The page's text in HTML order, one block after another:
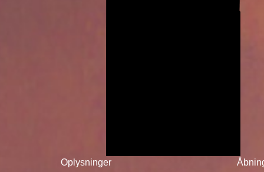
Oplysninger